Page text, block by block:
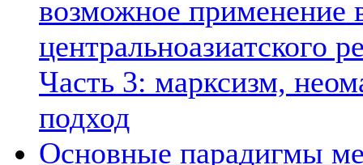
возможное применение
центральноазиатского
Часть 3: марксизм,
подход
Основные парадигмы